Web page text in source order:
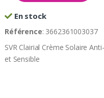
En stock
Référence: 3662361003037
SVR Clairial Crème Solaire
et Sensible